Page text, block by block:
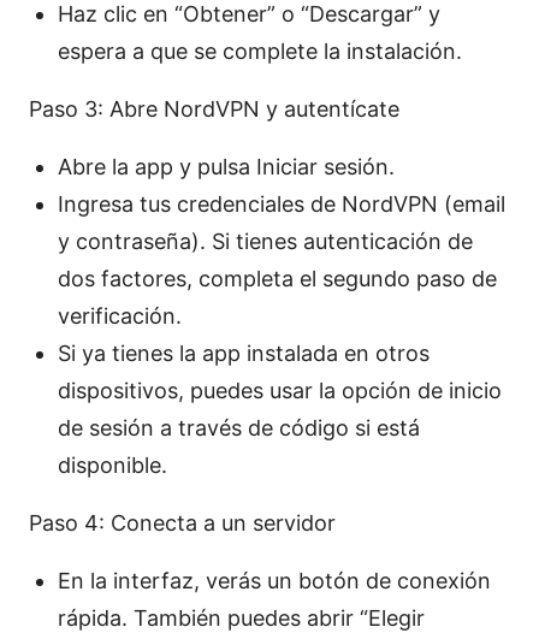
Haz clic en “Obtener” o “Descargar” y
espera a que se complete la instalación.
Paso 3: Abre NordVPN y autentícate
Abre la app y pulsa Iniciar sesión.
Ingresa tus credenciales de NordVPN (email
y contraseña). Si tienes autenticación de
dos factores, completa el segundo paso de
verificación.
Si ya tienes la app instalada en otros
dispositivos, puedes usar la opción de inicio
de sesión a través de código si está
disponible.
Paso 4: Conecta a un servidor
En la interfaz, verás un botón de conexión
rápida. También puedes abrir “Elegir